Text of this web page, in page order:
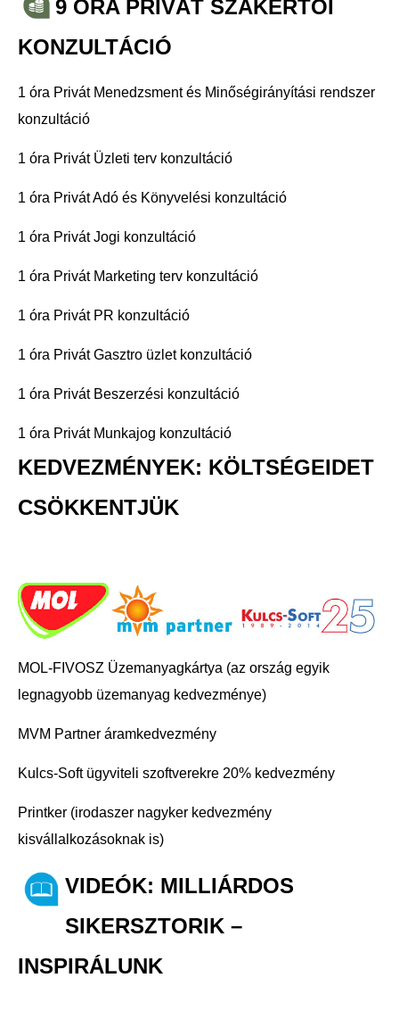
9 ÓRA PRIVÁT SZAKÉRTŐI
KONZULTÁCIÓ
1 óra Privát Menedzsment és Minőségirányítási rendszer
konzultáció
1 óra Privát Üzleti terv konzultáció
1 óra Privát Adó és Könyvelési konzultáció
1 óra Privát Jogi konzultáció
1 óra Privát Marketing terv konzultáció
1 óra Privát PR konzultáció
1 óra Privát Gasztro üzlet konzultáció
1 óra Privát Beszerzési konzultáció
1 óra Privát Munkajog konzultáció
KEDVEZMÉNYEK: KÖLTSÉGEIDET
CSÖKKENTJÜK
MOL-FIVOSZ Üzemanyagkártya (az ország egyik
legnagyobb üzemanyag kedvezménye)
MVM Partner áramkedvezmény
Kulcs-Soft ügyviteli szoftverekre 20% kedvezmény
Printker (irodaszer nagyker kedvezmény
kisvállalkozásoknak is)
VIDEÓK: MILLIÁRDOS
SIKERSZTORIK –
INSPIRÁLUNK